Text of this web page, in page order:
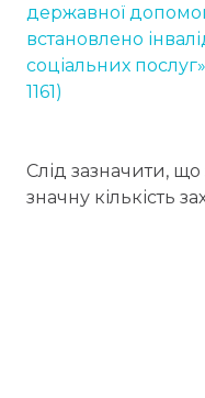
державної
встановлено
соціальних
1161)
Слід зазначити,
значну кількість